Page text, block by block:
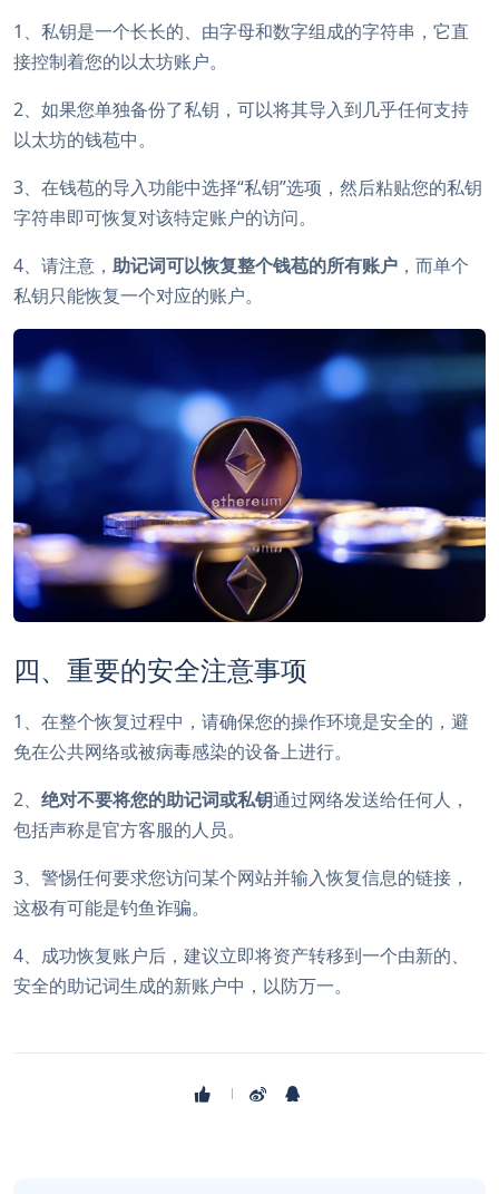
1、私钥是一个长长的、由字母和数字组成的字符串，它直
接控制着您的以太坊账户。
2、如果您单独备份了私钥，可以将其导入到几乎任何支持
以太坊的钱苞中。
3、在钱苞的导入功能中选择“私钥”选项，然后粘贴您的私钥
字符串即可恢复对该特定账户的访问。
4、请注意， 助记词可以恢复整个钱苞的所有账户 ，而单个
私钥只能恢复一个对应的账户。
四、重要的安全注意事项
1、在整个恢复过程中，请确保您的操作环境是安全的，避
免在公共网络或被病毒感染的设备上进行。
2、 绝对不要将您的助记词或私钥通过网络发送给任何人，
包括声称是官方客服的人员。
3、警惕任何要求您访问某个网站并输入恢复信息的链接，
这极有可能是钓鱼诈骗。
4、成功恢复账户后，建议立即将资产转移到一个由新的、
安全的助记词生成的新账户中，以防万一。